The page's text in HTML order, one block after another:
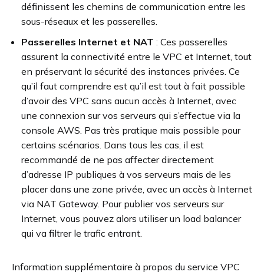
définissent les chemins de communication entre les
sous-réseaux et les passerelles.
Passerelles Internet et NAT : Ces passerelles
assurent la connectivité entre le VPC et Internet, tout
en préservant la sécurité des instances privées. Ce
qu’il faut comprendre est qu’il est tout à fait possible
d’avoir des VPC sans aucun accès à Internet, avec
une connexion sur vos serveurs qui s’effectue via la
console AWS. Pas très pratique mais possible pour
certains scénarios. Dans tous les cas, il est
recommandé de ne pas affecter directement
d’adresse IP publiques à vos serveurs mais de les
placer dans une zone privée, avec un accès à Internet
via NAT Gateway. Pour publier vos serveurs sur
Internet, vous pouvez alors utiliser un load balancer
qui va filtrer le trafic entrant.
Information supplémentaire à propos du service VPC